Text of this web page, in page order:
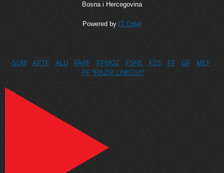
Bosna i Hercegovina
Powered by IT Odjel
SUM APTF ALU FARF FPMOZ FSRE FZS FF GF
MEF
PF *RAZNI LINKOVI*